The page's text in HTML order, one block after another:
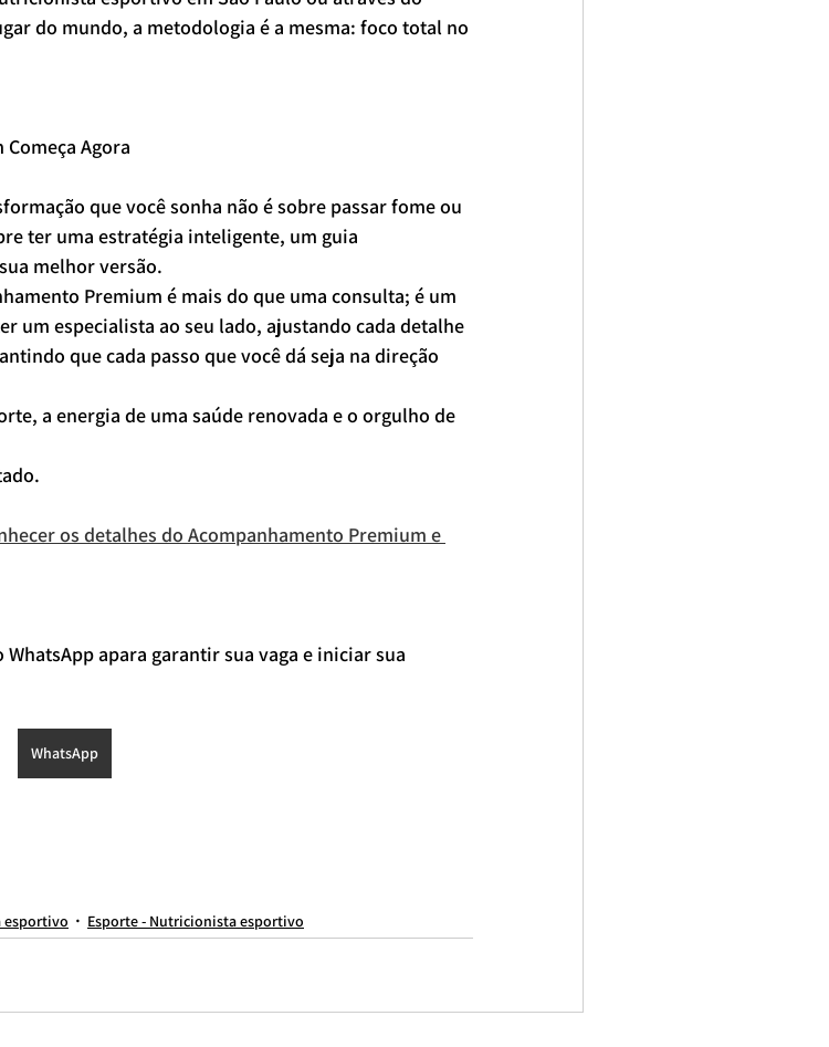
do mundo, a metodologia é a mesma: foco total no
Agora
que você sonha não é sobre passar fome ou
ter uma estratégia inteligente, um guia
melhor versão.
Premium é mais do que uma consulta; é um
um especialista ao seu lado, ajustando cada detalhe
que cada passo que você dá seja na direção
a energia de uma saúde renovada e o orgulho de
os detalhes do Acompanhamento Premium e
apara garantir sua vaga e iniciar sua
WhatsApp
esportivo Esporte - Nutricionista esportivo